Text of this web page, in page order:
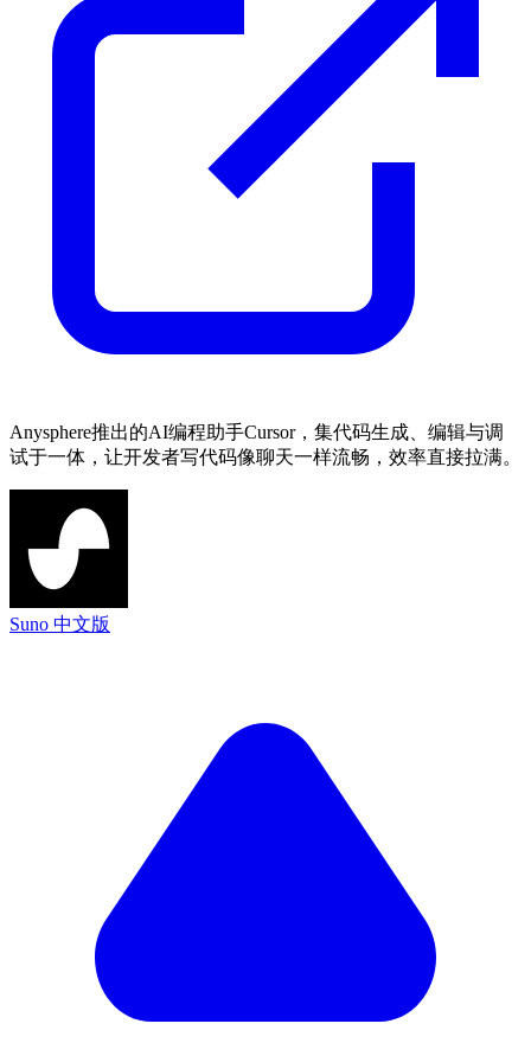
Anysphere推出的AI编程助手Cursor，集代码生成、编辑与调
试于一体，让开发者写代码像聊天一样流畅，效率直接拉满。
Suno 中文版